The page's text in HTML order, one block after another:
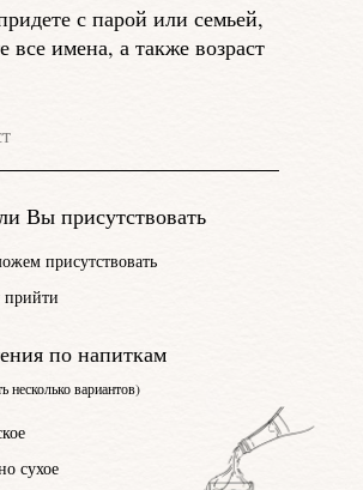
с парой или семьей,
все имена, а также возраст
Вы присутствовать
присутствовать
по напиткам
несколько вариантов)
сухое